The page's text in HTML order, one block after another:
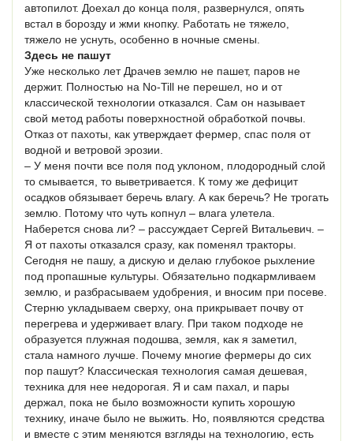
автопилот. Доехал до конца поля, развернулся, опять
встал в борозду и жми кнопку. Работать не тяжело,
тяжело не уснуть, особенно в ночные смены.
Здесь не пашут
Уже несколько лет Драчев землю не пашет, паров не
держит. Полностью на No-Till не перешел, но и от
классической технологии отказался. Сам он называет
свой метод работы поверхностной обработкой почвы.
Отказ от пахоты, как утверждает фермер, спас поля от
водной и ветровой эрозии.
– У меня почти все поля под уклоном, плодородный слой
то смывается, то выветривается. К тому же дефицит
осадков обязывает беречь влагу. А как беречь? Не трогать
землю. Потому что чуть копнул – влага улетела.
Наберется снова ли? – рассуждает Сергей Витальевич. –
Я от пахоты отказался сразу, как поменял тракторы.
Сегодня не пашу, а дискую и делаю глубокое рыхление
под пропашные культуры. Обязательно подкармливаем
землю, и разбрасываем удобрения, и вносим при посеве.
Стерню укладываем сверху, она прикрывает почву от
перегрева и удерживает влагу. При таком подходе не
образуется плужная подошва, земля, как я заметил,
стала намного лучше. Почему многие фермеры до сих
пор пашут? Классическая технология самая дешевая,
техника для нее недорогая. Я и сам пахал, и пары
держал, пока не было возможности купить хорошую
технику, иначе было не выжить. Но, появляются средства
и вместе с этим меняются взгляды на технологию, есть